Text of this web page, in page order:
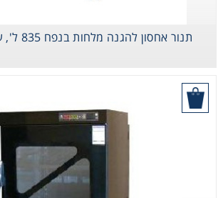
תנור אחסון להגנה מלחות בנפח 835 ל', עד 5% לחות
Shaking & Stirring